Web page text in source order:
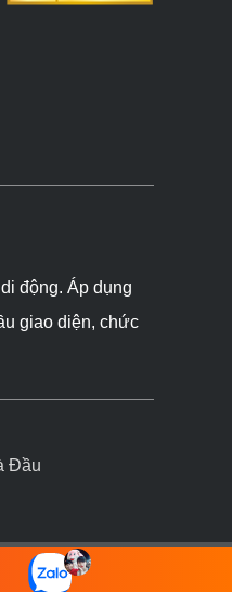
động. Áp dụng
giao diện, chức
Đầu